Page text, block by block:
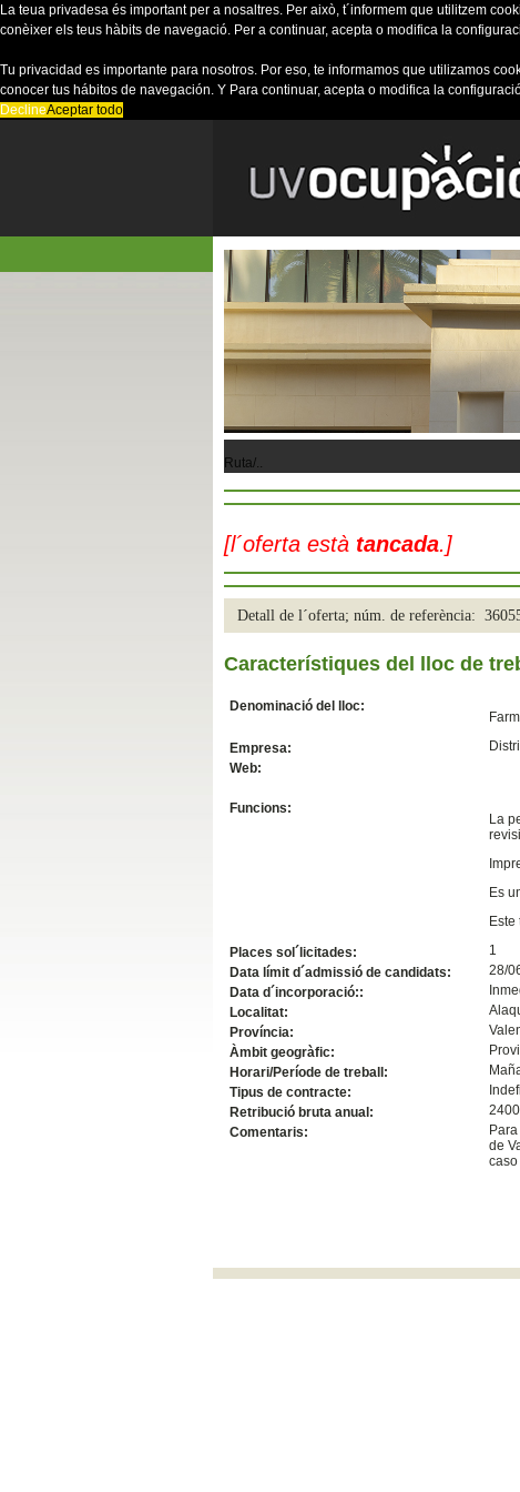
La teua privadesa és important per a nosaltres. Per això, t´informem que utilitzem
conèixer els teus hàbits de navegació. Per a continuar, acepta o modifica la
Tu privacidad es importante para nosotros. Por eso, te informamos que utilizamos
conocer tus hábitos de navegación. Y Para continuar, acepta o modifica la
DeclineAceptar todo
Slide01
Slide24
Slide32
Ruta/..
[l´oferta està tancada.]
Detall de l´oferta; núm. de referència:
Característiques del lloc de
Denominació del lloc:
Empresa:
Web:
Funcions:
La
Es
Este
Places sol´licitades:
1
Data límit d´admissió de candidats:
28/
Data d´incorporació::
Localitat:
Província:
Àmbit geogràfic:
Horari/Període de treball:
Tipus de contracte:
Retribució bruta anual:
2400
Comentaris:
de